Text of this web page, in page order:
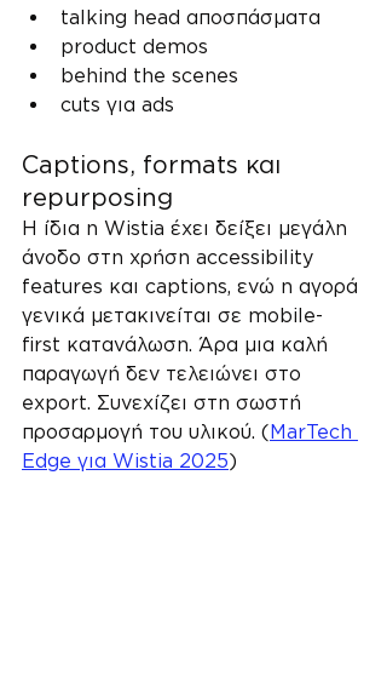
talking head αποσπάσματα
product demos
behind the scenes
cuts για ads
Captions, formats και
repurposing
Η ίδια η Wistia έχει δείξει μεγάλη
άνοδο στη χρήση accessibility
features και captions, ενώ η αγορά
γενικά μετακινείται σε mobile-
first κατανάλωση. Άρα μια καλή
παραγωγή δεν τελειώνει στο
export. Συνεχίζει στη σωστή
προσαρμογή του υλικού. (MarTech
Edge για Wistia 2025)